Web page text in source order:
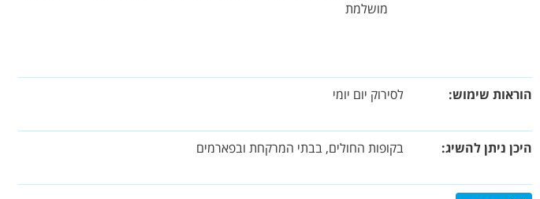
מושלמת
הוראות שימוש לסירוק יום יומי
היכן ניתן להשיג בקופות החולים, בבתי המרקחת ובפארמים